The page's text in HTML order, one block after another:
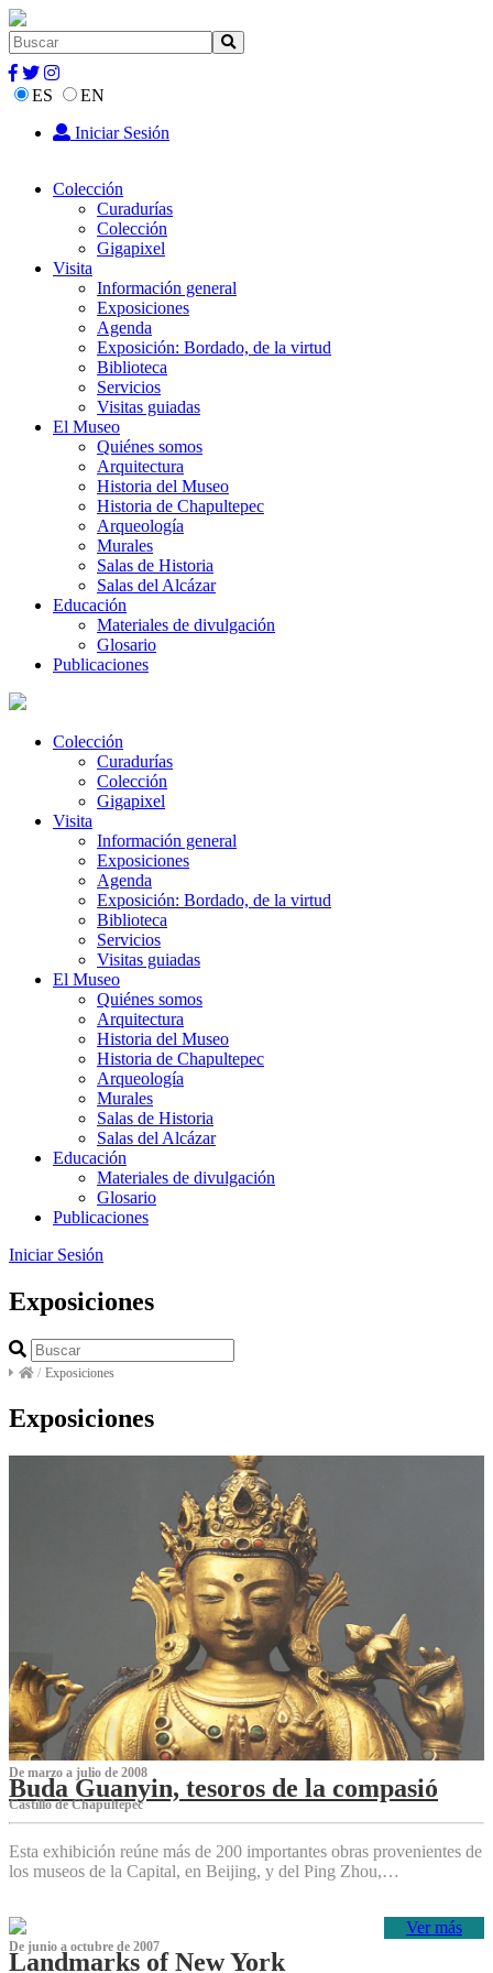
ES
EN
Iniciar Sesión
Colección
Curadurías
Colección
Gigapixel
Visita
Información general
Exposiciones
Agenda
Exposición: Bordado, de la virtud
Biblioteca
Servicios
Visitas guiadas
El Museo
Quiénes somos
Arquitectura
Historia del Museo
Historia de Chapultepec
Arqueología
Murales
Salas de Historia
Salas del Alcázar
Educación
Materiales de divulgación
Glosario
Publicaciones
Colección
Curadurías
Colección
Gigapixel
Visita
Información general
Exposiciones
Agenda
Exposición: Bordado, de la virtud
Biblioteca
Servicios
Visitas guiadas
El Museo
Quiénes somos
Arquitectura
Historia del Museo
Historia de Chapultepec
Arqueología
Murales
Salas de Historia
Salas del Alcázar
Educación
Materiales de divulgación
Glosario
Publicaciones
Iniciar Sesión
Exposiciones
/ Exposiciones
Exposiciones
De marzo a julio de 2008
Buda Guanyin, tesoros de la compasió
Castillo de Chapultepec
Esta exhibición reúne más de 200 importantes obras provenientes de
los museos de la Capital, en Beijing, y del Ping Zhou,…
Ver más
De junio a octubre de 2007
Landmarks of New York